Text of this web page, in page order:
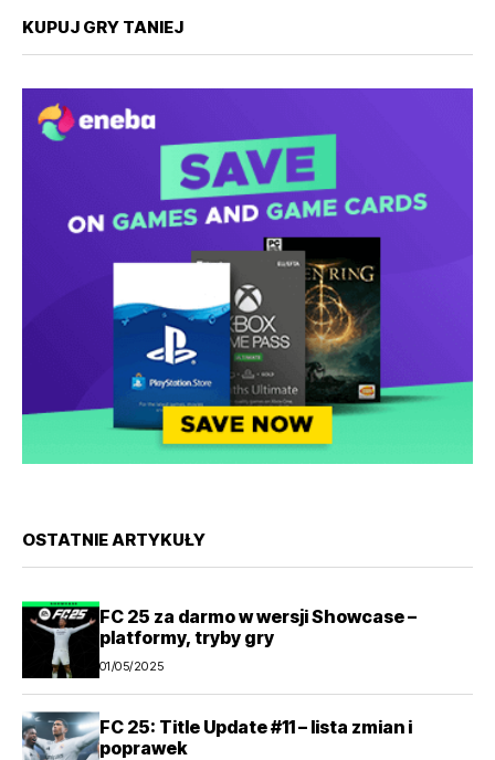
KUPUJ GRY TANIEJ
OSTATNIE ARTYKUŁY
FC 25 za darmo w wersji Showcase –
platformy, tryby gry
01/05/2025
FC 25: Title Update #11 – lista zmian i
poprawek